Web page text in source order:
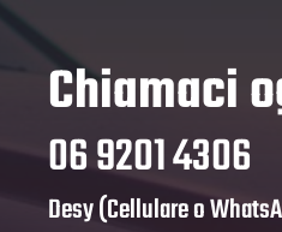
Chiamaci
06 9201 4306
Desy (Cellulare o